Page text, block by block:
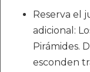
Reserva el
adicional:
Pirámides.
esconden